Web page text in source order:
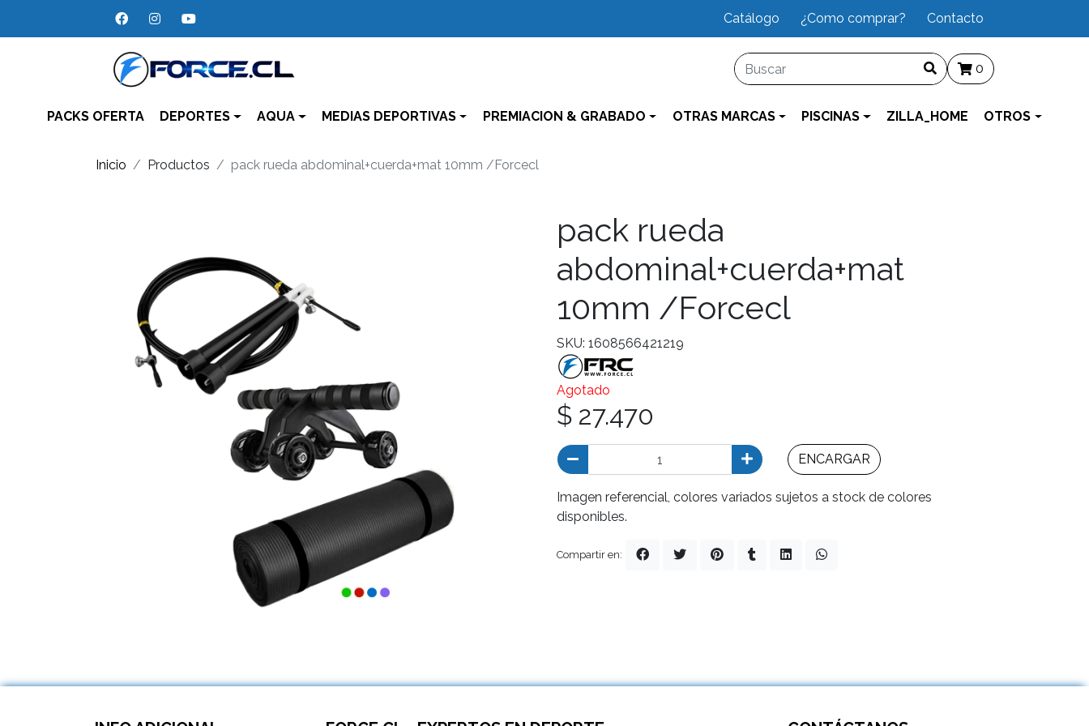
Catálogo ¿Como comprar? Contacto
0
PACKS OFERTA DEPORTES AQUA MEDIAS DEPORTIVAS PREMIACION & GRABADO OTRAS MARCAS PISCINAS ZILLA_HOME OTROS
Inicio Productos pack rueda abdominal+cuerda+mat 10mm /Forcecl
pack rueda
abdominal+cuerda+mat
10mm /Forcecl
SKU: 1608566421219
Agotado
$ 27.470
ENCARGAR
Imagen referencial, colores variados sujetos a stock de colores
disponibles.
Compartir en: